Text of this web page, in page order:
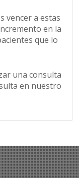
vencer a estas
en la
que lo
una consulta
en nuestro